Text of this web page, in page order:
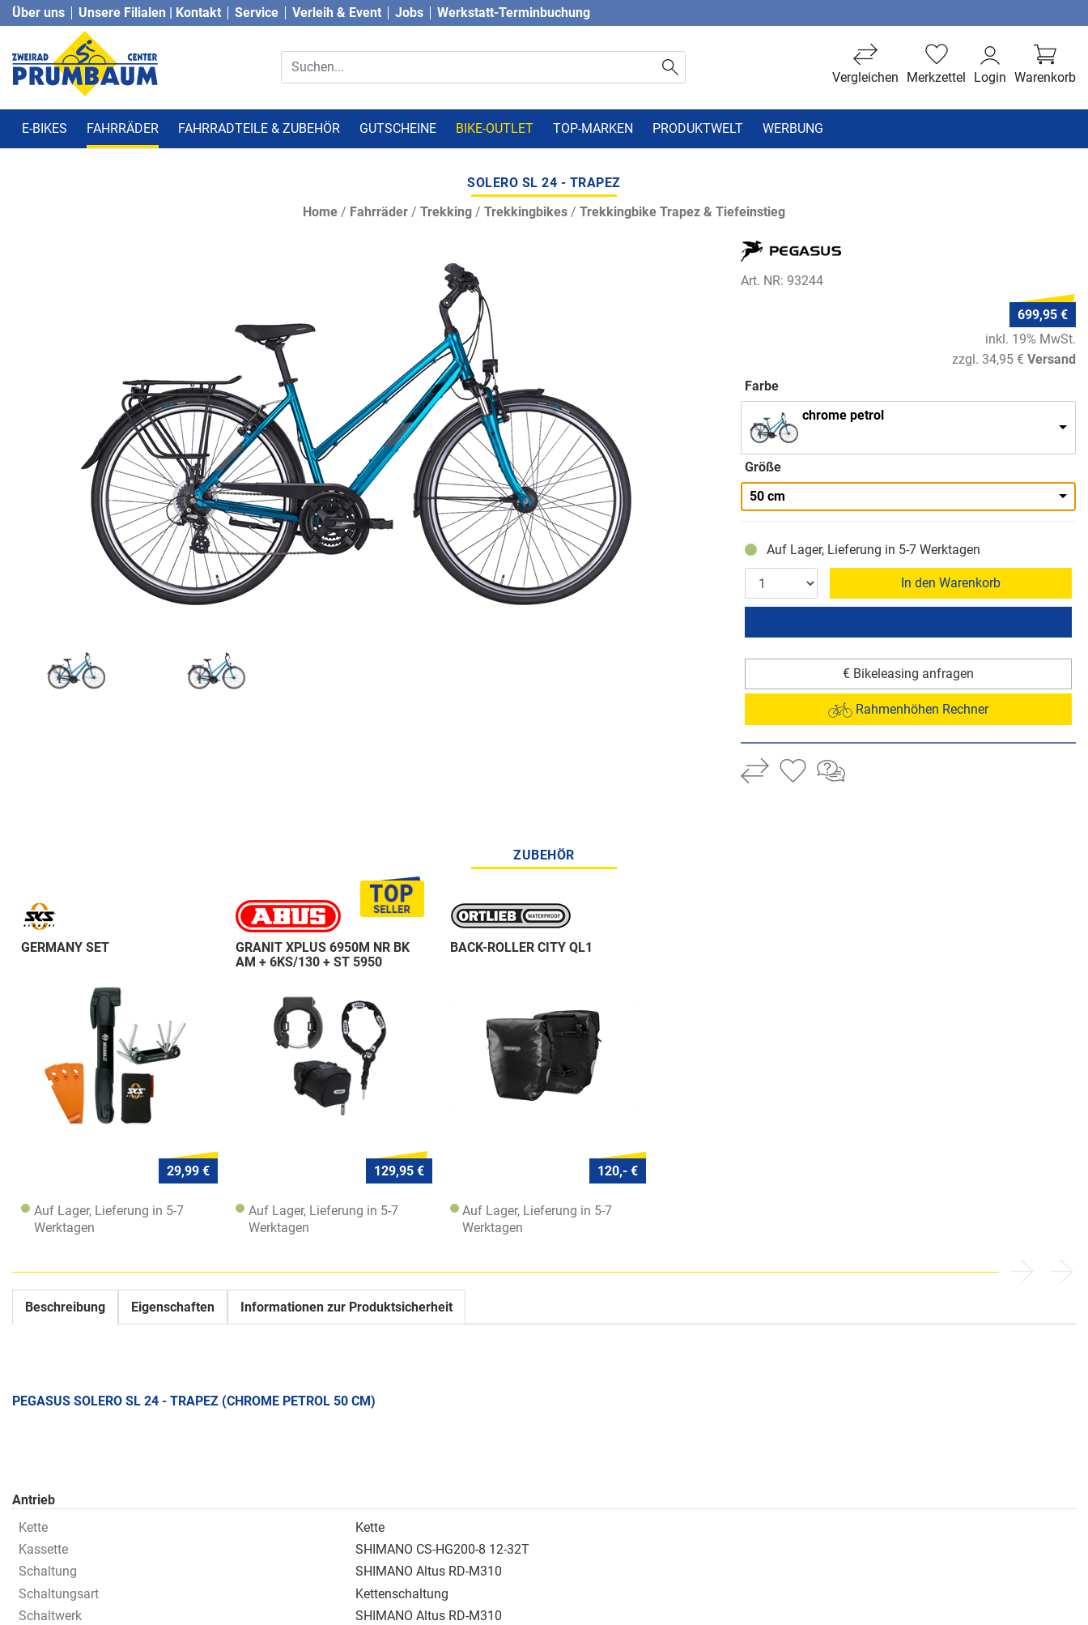
Über uns Unsere Filialen | Kontakt Service Verleih & Event Jobs Werkstatt-Terminbuchung
Warenkorb
Login
Merkzettel
Vergleichen
E-BIKES FAHRRÄDER FAHRRADTEILE & ZUBEHÖR GUTSCHEINE BIKE-OUTLET TOP-MARKEN PRODUKTWELT WERBUNG
SOLERO SL 24 - TRAPEZ
Home / Fahrräder / Trekking / Trekkingbikes / Trekkingbike Trapez & Tiefeinstieg
Art. NR: 93244
699,95 €
inkl. 19% MwSt.
zzgl. 34,95 € Versand
Farbe
chrome petrol
Größe
50 cm
Auf Lager, Lieferung in 5-7 Werktagen
In den Warenkorb
€ Bikeleasing anfragen
Rahmenhöhen Rechner
ZUBEHÖR
GERMANY SET
29,99 €
Auf Lager, Lieferung in 5-7
Werktagen
GRANIT XPLUS 6950M NR BK
AM + 6KS/130 + ST 5950
129,95 €
Auf Lager, Lieferung in 5-7
Werktagen
BACK-ROLLER CITY QL1
120,- €
Auf Lager, Lieferung in 5-7
Werktagen
Beschreibung Eigenschaften Informationen zur Produktsicherheit
PEGASUS SOLERO SL 24 - TRAPEZ (CHROME PETROL 50 CM)
Antrieb
Kette
Kette
Kassette
SHIMANO CS-HG200-8 12-32T
Schaltung
SHIMANO Altus RD-M310
Schaltungsart
Kettenschaltung
Schaltwerk
SHIMANO Altus RD-M310